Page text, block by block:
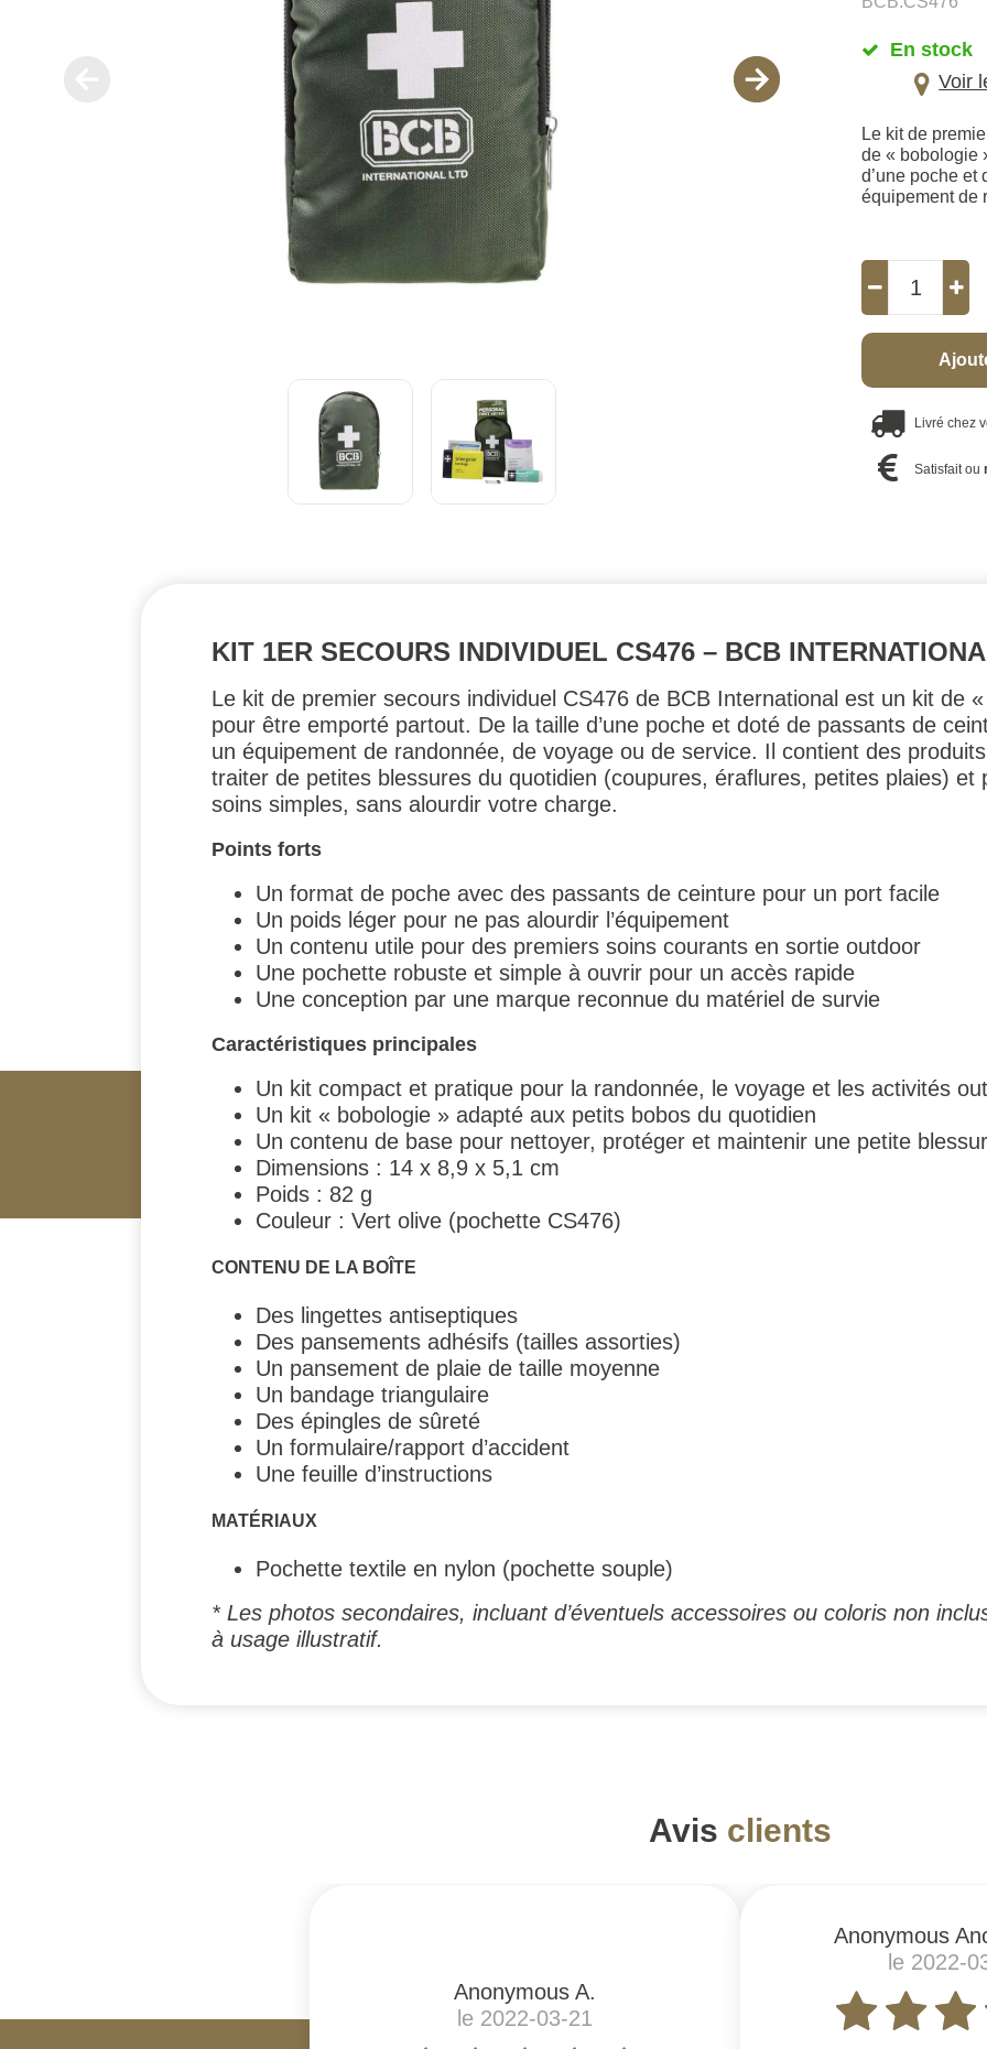
En stock
Voir
Le kit de
de « bobologie
d’une poche et
équipement de
Livré chez
Satisfait ou
KIT 1ER SECOURS INDIVIDUEL CS476 – BCB
Le kit de premier secours individuel CS476 de BCB International est un kit de
pour être emporté partout. De la taille d’une poche et doté de passants de
un équipement de randonnée, de voyage ou de service. Il contient des
traiter de petites blessures du quotidien (coupures, éraflures, petites plaies) et
soins simples, sans alourdir votre charge.
Points forts
Un format de poche avec des passants de ceinture pour un port facile
Un poids léger pour ne pas alourdir l’équipement
Un contenu utile pour des premiers soins courants en sortie outdoor
Une pochette robuste et simple à ouvrir pour un accès rapide
Une conception par une marque reconnue du matériel de survie
Caractéristiques principales
Un kit compact et pratique pour la randonnée, le voyage et les activités
Un kit « bobologie » adapté aux petits bobos du quotidien
Un contenu de base pour nettoyer, protéger et maintenir une petite
Dimensions : 14 x 8,9 x 5,1 cm
Poids : 82 g
Couleur : Vert olive (pochette CS476)
CONTENU DE LA BOÎTE
Des lingettes antiseptiques
Des pansements adhésifs (tailles assorties)
Un pansement de plaie de taille moyenne
Un bandage triangulaire
Des épingles de sûreté
Un formulaire/rapport d’accident
Une feuille d’instructions
MATÉRIAUX
Pochette textile en nylon (pochette souple)
* Les photos secondaires, incluant d’éventuels accessoires ou coloris non
à usage illustratif.
Avis clients
Anonymous A.
le 2022-03-21
Anonymous
le 2022-